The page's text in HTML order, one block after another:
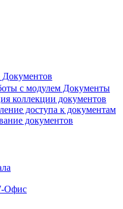
с модулем Документы
коллекции документов
доступа к документам
документов
Офис